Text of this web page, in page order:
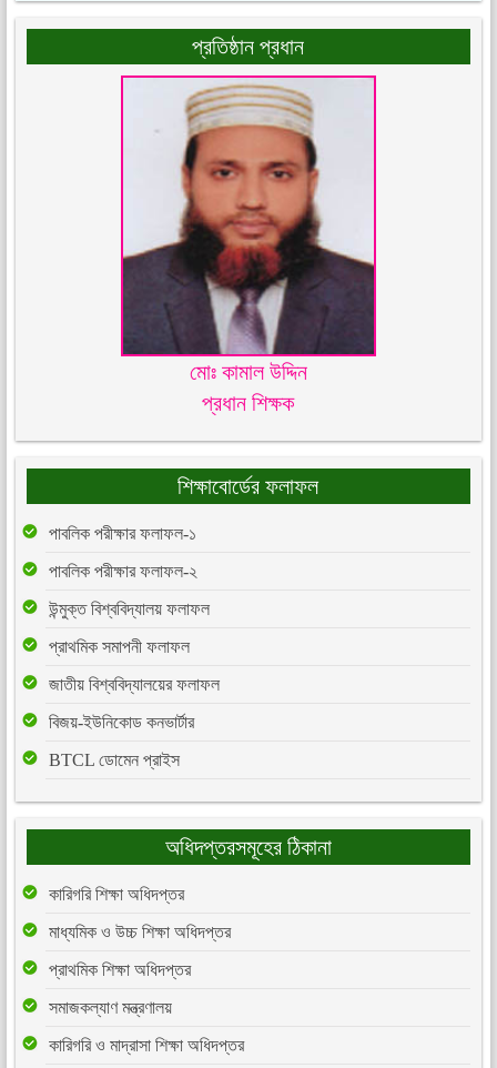
প্রতিষ্ঠান প্রধান
মোঃ কামাল উদ্দিন
প্রধান শিক্ষক
শিক্ষাবোর্ডের ফলাফল
পাবলিক পরীক্ষার ফলাফল-১
পাবলিক পরীক্ষার ফলাফল-২
উন্মুক্ত বিশ্ববিদ্যালয় ফলাফল
প্রাথমিক সমাপনী ফলাফল
জাতীয় বিশ্ববিদ্যালয়ের ফলাফল
বিজয়-ইউনিকোড কনভার্টার
BTCL ডোমেন প্রাইস
অধিদপ্তরসমূহের ঠিকানা
কারিগরি শিক্ষা অধিদপ্তর
মাধ্যমিক ও উচ্চ শিক্ষা অধিদপ্তর
প্রাথমিক শিক্ষা অধিদপ্তর
সমাজকল্যাণ মন্ত্রণালয়
কারিগরি ও মাদ্রাসা শিক্ষা অধিদপ্তর